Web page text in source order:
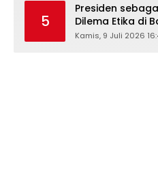
5
Presiden
Dilema Etika di
218–220 KUHP
Kamis, 9 Juli 2026